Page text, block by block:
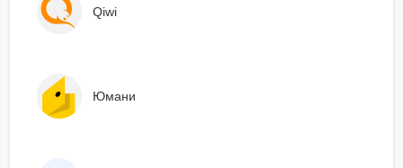
Qiwi
Юмани